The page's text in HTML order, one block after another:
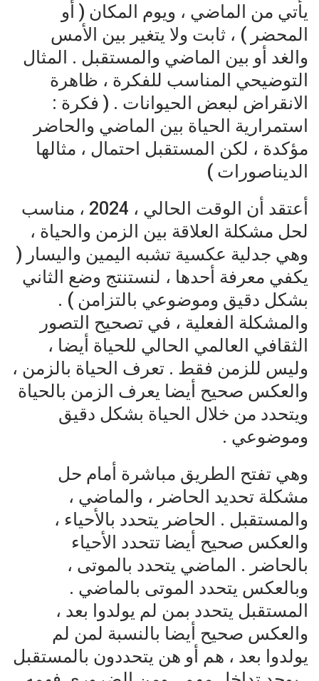
يأتي من الماضي ، ويوم المكان ( أو
المحضر ) ، ثابت ولا يتغير بين الأمس
والغد أو بين الماضي والمستقبل . المثال
التوضيحي المناسب للفكرة ، ظاهرة
الانقراض لبعض الحيوانات . ( فكرة :
استمرارية الحياة بين الماضي والحاضر
مؤكدة ، لكن المستقبل احتمال ، مثالها
الديناصورات )
أعتقد أن الوقت الحالي ، 2024 ، مناسب
لحل مشكلة العلاقة بين الزمن والحياة ،
وهي جدلية عكسية تشبه اليمين واليسار (
يكفي معرفة أحدها ، لنستنتج وضع الثاني
بشكل دقيق وموضوعي بالتزامن ) .
والمشكلة الفعلية ، في تصحيح التصور
الثقافي العالمي الحالي للحياة أيضا ،
وليس للزمن فقط . تعرف الحياة بالزمن ،
والعكس صحيح أيضا يعرف الزمن بالحياة
ويتحدد من خلال الحياة بشكل دقيق
وموضوعي .
وهي تفتح الطريق مباشرة أمام حل
مشكلة تحديد الحاضر ، والماضي ،
والمستقبل . الحاضر يتحدد بالأحياء ،
والعكس صحيح أيضا تتحدد الأحياء
بالحاضر . الماضي يتحدد بالموتى ،
وبالعكس يتحدد الموتى بالماضي .
المستقبل يتحدد بمن لم يولدوا بعد ،
والعكس صحيح أيضا بالنسبة لمن لم
يولدوا بعد ، هم أو هن يتحددون بالمستقبل